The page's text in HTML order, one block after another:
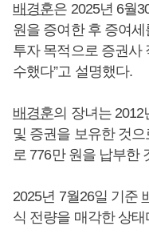
배경훈은 2025년 6월
원을 증여한 후 증여
투자 목적으로 증권사
수했다”고 설명했다.
배경훈의 장녀는
및 증권을 보유한 것으
로 776만 원을 납부한
2025년 7월26일 기준
식 전량을 매각한 상태